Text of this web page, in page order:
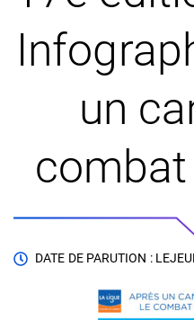
un
DATE DE PARUTION : LE